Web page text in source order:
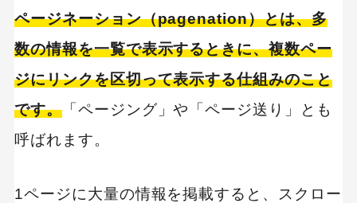
ションを理解できる
ページネーションのまとめ
ページネーション（pagenation）とは、多
数の情報を一覧で表示するときに、複数ペー
ジにリンクを区切って表示する仕組みのこと
です。「ページング」や「ページ送り」とも
呼ばれます。
1ページに大量の情報を掲載すると、スクロー